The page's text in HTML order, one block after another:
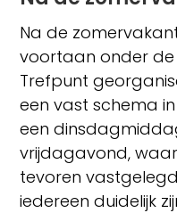
Na de
voortaan onder
Trefpunt
een vast schema
een
vrijdagavond,
tevoren
iedereen duidelijk